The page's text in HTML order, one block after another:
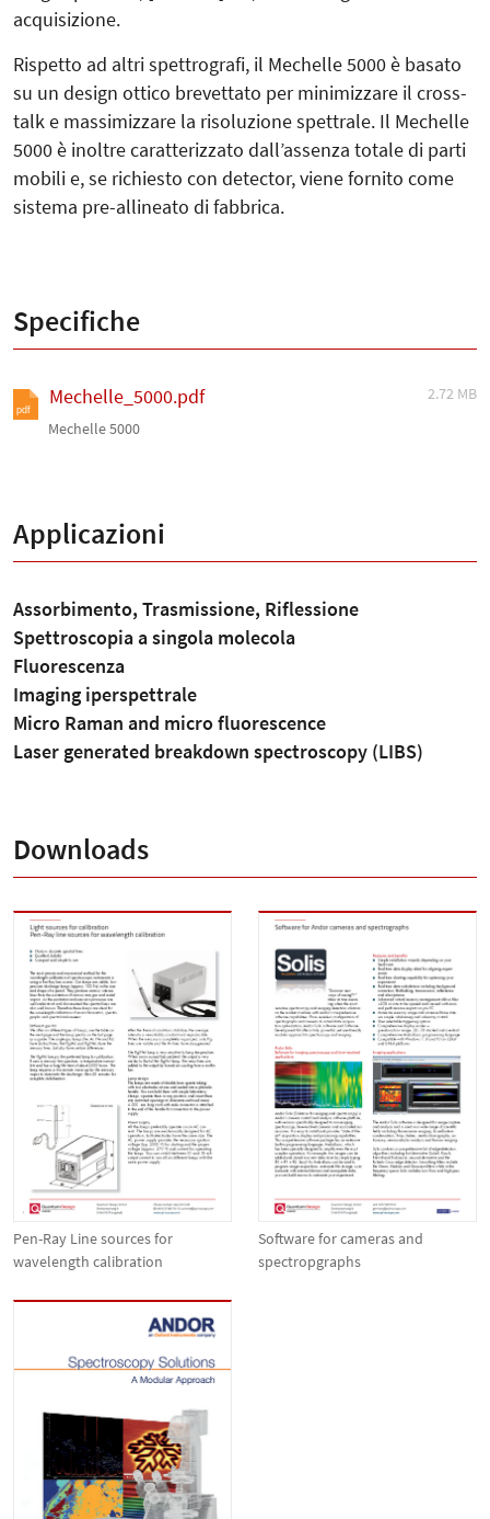
acquisizione.
Rispetto ad altri spettrografi, il Mechelle 5000 è basato
su un design ottico brevettato per minimizzare il cross-
talk e massimizzare la risoluzione spettrale. Il Mechelle
5000 è inoltre caratterizzato dall’assenza totale di parti
mobili e, se richiesto con detector, viene fornito come
sistema pre-allineato di fabbrica.
Specifiche
pdf
Mechelle_5000.pdf
2.72 MB
Mechelle 5000
Applicazioni
Assorbimento, Trasmissione, Riflessione
Spettroscopia a singola molecola
Fluorescenza
Imaging iperspettrale
Micro Raman and micro fluorescence
Laser generated breakdown spectroscopy (LIBS)
Downloads
Pen-Ray Line sources for
wavelength calibration
Software for cameras and
spectropgraphs